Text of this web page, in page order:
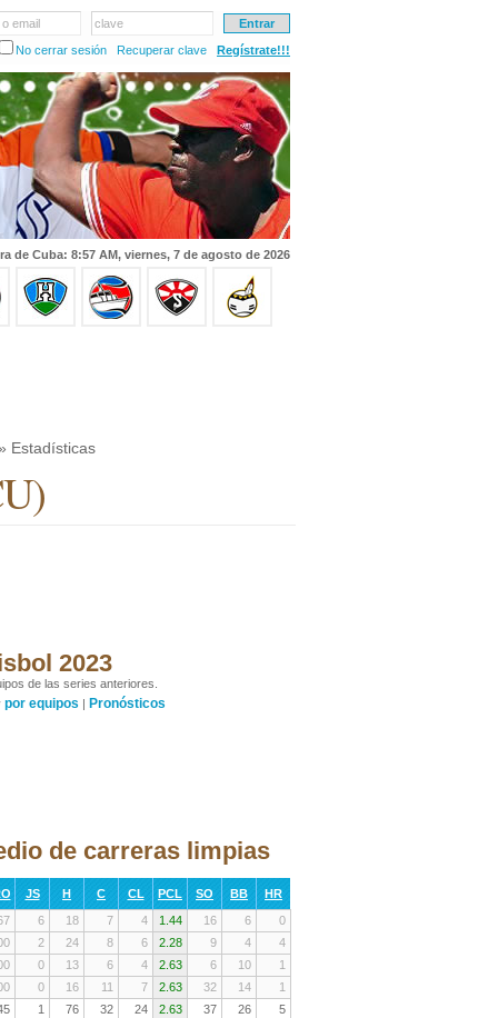
email
clave
No cerrar sesión
Recuperar clave Regístrate!!!
de Cuba: 8:57 AM, viernes, 7 de agosto de 2026
Estadísticas
2023
de las series anteriores.
por equipos | Pronósticos
de carreras limpias
JS H C CL PCL SO BB
HR
6 18 7 4 1.44 16 6
0
2 24 8 6 2.28 9 4
4
0 13 6 4 2.63 6 10
1
0 16 11 7 2.63 32 14
1
1 76 32 24 2.63 37 26
5